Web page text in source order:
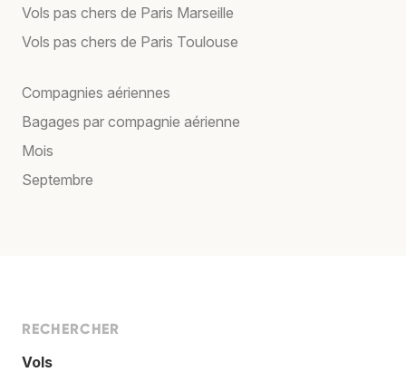
Vols pas chers de Paris Marseille
Vols pas chers de Paris Toulouse
Compagnies aériennes
Bagages par compagnie aérienne
Mois
Septembre
RECHERCHER
Vols